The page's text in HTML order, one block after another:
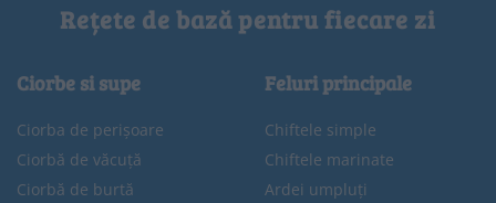
Rețete de bază pentru fiecare zi
Ciorbe si supe
Ciorba de perișoare
Ciorbă de văcuță
Ciorbă de burtă
Feluri principale
Chiftele simple
Chiftele marinate
Ardei umpluți